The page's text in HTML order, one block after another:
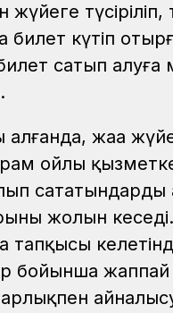
жүйеге түсіріліп,
күтіп
сатып алуға
жаңа
ойлы
сататындардың
жолын
тапқысы
бойынша жаппай